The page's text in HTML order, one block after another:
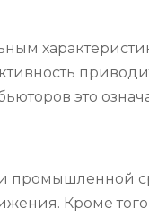
это
промышленной
Кроме